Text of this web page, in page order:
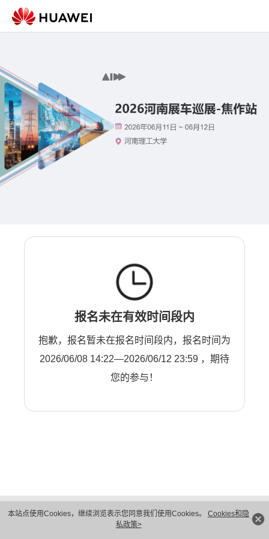
本站点使用Cookies，继续浏览表示您同意我们使用Cookies。 Cookies和隐
私政策>
报名未在有效时间段内
抱歉，报名暂未在报名时间段内，报名时间为
2026/06/08 14:22—2026/06/12 23:59 ，期待
您的参与！
隐私保护
法律声明